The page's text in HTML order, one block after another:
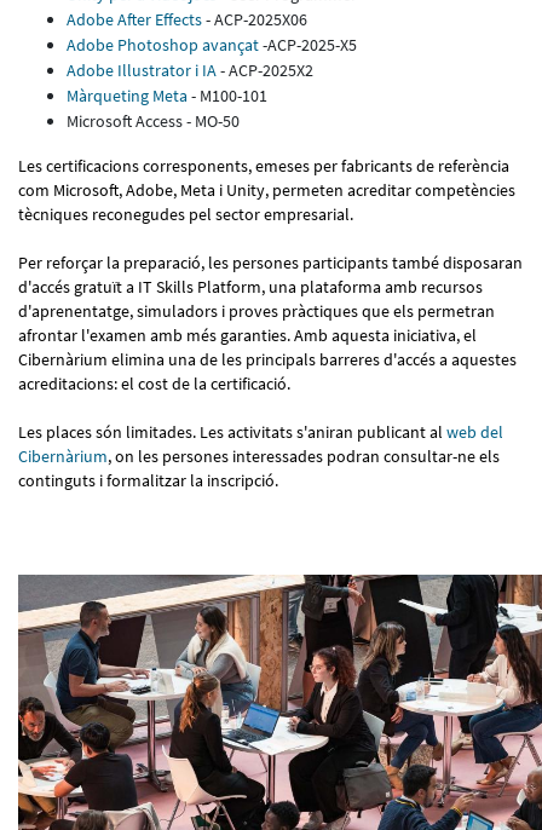
Adobe After Effects- ACP-2025X06
Adobe Photoshop avançat-ACP-2025-X5
Adobe Illustrator i IA- ACP-2025X2
Màrqueting Meta - M100-101
Microsoft Access - MO-50
Les certificacions corresponents, emeses per fabricants de referència
com Microsoft, Adobe, Meta i Unity, permeten acreditar competències
tècniques reconegudes pel sector empresarial.
Per reforçar la preparació, les persones participants també disposaran
d'accés gratuït a IT Skills Platform, una plataforma amb recursos
d'aprenentatge, simuladors i proves pràctiques que els permetran
afrontar l'examen amb més garanties. Amb aquesta iniciativa, el
Cibernàrium elimina una de les principals barreres d'accés a aquestes
acreditacions: el cost de la certificació.
Les places són limitades. Les activitats s'aniran publicant al web del
Cibernàrium, on les persones interessades podran consultar-ne els
continguts i formalitzar la inscripció.